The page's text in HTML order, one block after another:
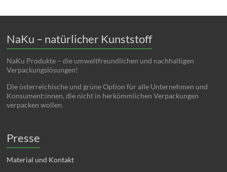
NaKu – natürlicher Kunststoff
NaKu Produkte – die umweltfreundlichen und nachhaltigen
Verpackungslösungen!
Die österreichische und grüne Option für alle Unternehmen und
Konsument:innen, die nicht in herkömmlichen Verpackungen
verpacken wollen.
Presse
Material und Kontakt